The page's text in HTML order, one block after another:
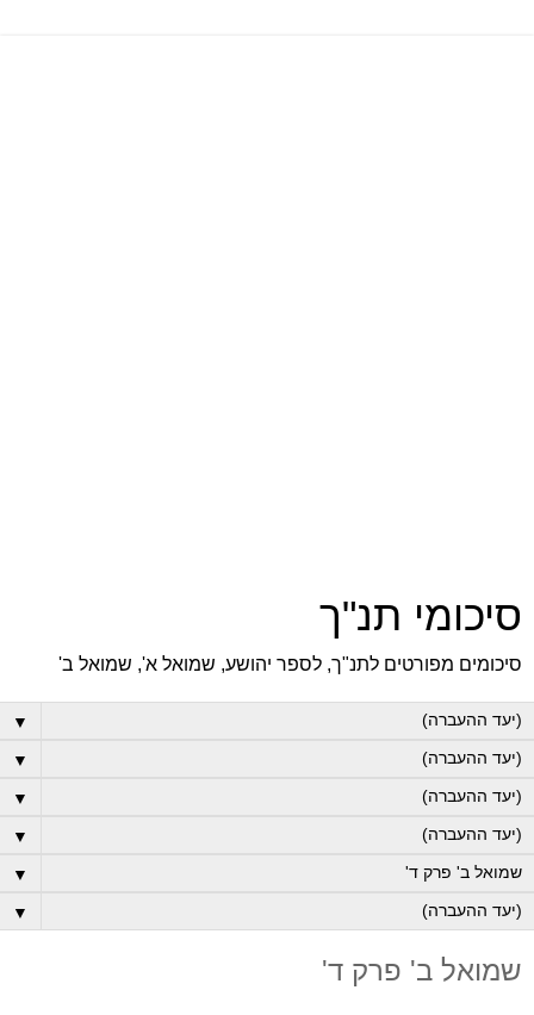
סיכומי תנ"ך
סיכומים מפורטים לתנ"ך, לספר יהושע, שמואל א', שמואל ב'
▼
▼
▼
▼
▼
▼
שמואל ב' פרק ד'